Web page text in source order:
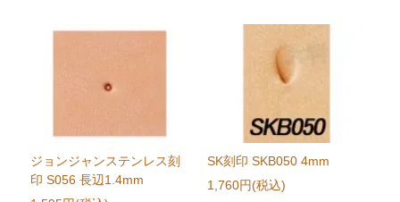
ジョンジャンステンレス刻
印 S056 長辺1.4mm
SK刻印 SKB050 4mm
1,760円(税込)